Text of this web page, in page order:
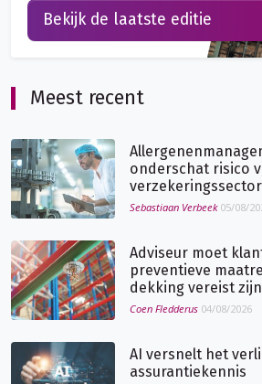
Meest recent
onderschat risico
verzekeringssector
Sebastiaan Verbeek 05/08/
Adviseur moet
preventieve
dekking vereist zijn
Coen Fledderus 04/08/2026
AI versnelt het
assurantiekennis
Bekijk de laatste editie